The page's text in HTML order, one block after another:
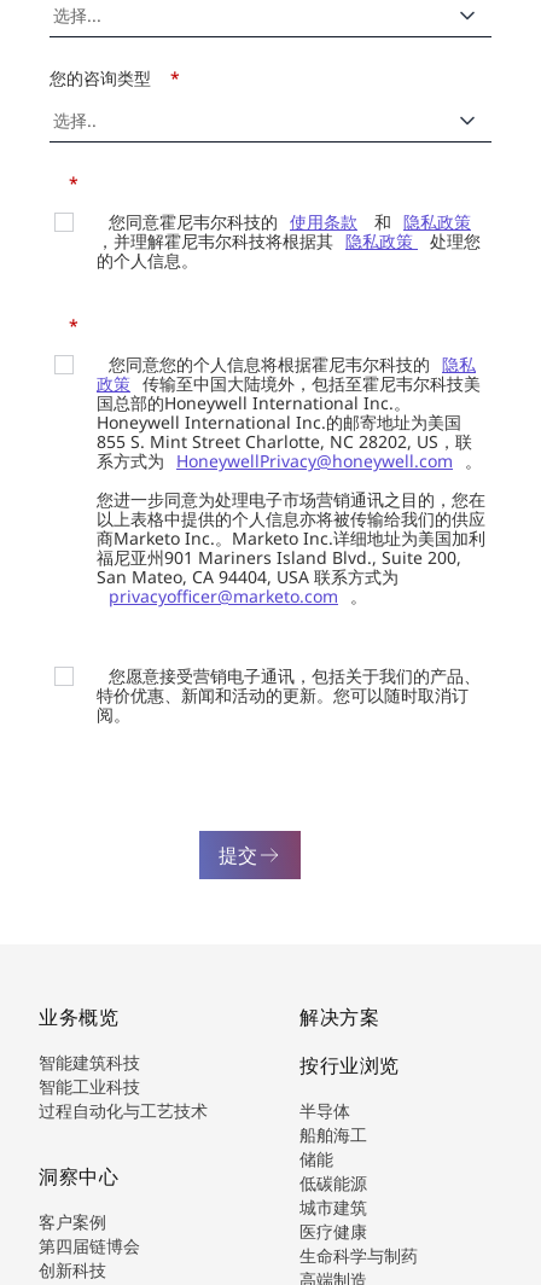
*
您的咨询类型
*
您同意霍尼韦尔科技的 使用条款 和 隐私政策
，并理解霍尼韦尔科技将根据其 隐私政策
处理您
的个人信息。
*
您同意您的个人信息将根据霍尼韦尔科技的 隐私
政策 传输至中国大陆境外，包括至霍尼韦尔科技美
国总部的Honeywell International Inc.。
Honeywell International Inc.的邮寄地址为美国
855 S. Mint Street Charlotte, NC 28202, US，联
系方式为
HoneywellPrivacy@honeywell.com
。
您进一步同意为处理电子市场营销通讯之目的，您在
以上表格中提供的个人信息亦将被传输给我们的供应
商Marketo Inc.。Marketo Inc.详细地址为美国加利
福尼亚州901 Mariners Island Blvd., Suite 200,
San Mateo, CA 94404, USA 联系方式为
privacyofficer@marketo.com
。
您愿意接受营销电子通讯，包括关于我们的产品、
特价优惠、新闻和活动的更新。您可以随时取消订
阅。
提交
业务概览
智能建筑科技
智能工业科技
过程自动化与工艺技术
洞察中心
客户案例
第四届链博会
创新科技
解决方案
按行业浏览
半导体
船舶海工
储能
低碳能源
城市建筑
医疗健康
生命科学与制药
高端制造